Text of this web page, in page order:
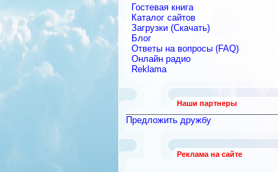
Гостевая книга
Каталог сайтов
Загрузки (Скачать)
Блог
Ответы на вопросы (FAQ)
Онлайн радио
Reklama
Наши партнеры
Предложить дружбу
Реклама на сайте